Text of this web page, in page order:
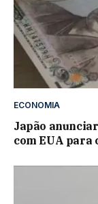
ECONOMIA
Japão
com EUA para